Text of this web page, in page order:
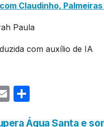
Claudinho,
Paula
com auxílio de IA
E
Água Santa e